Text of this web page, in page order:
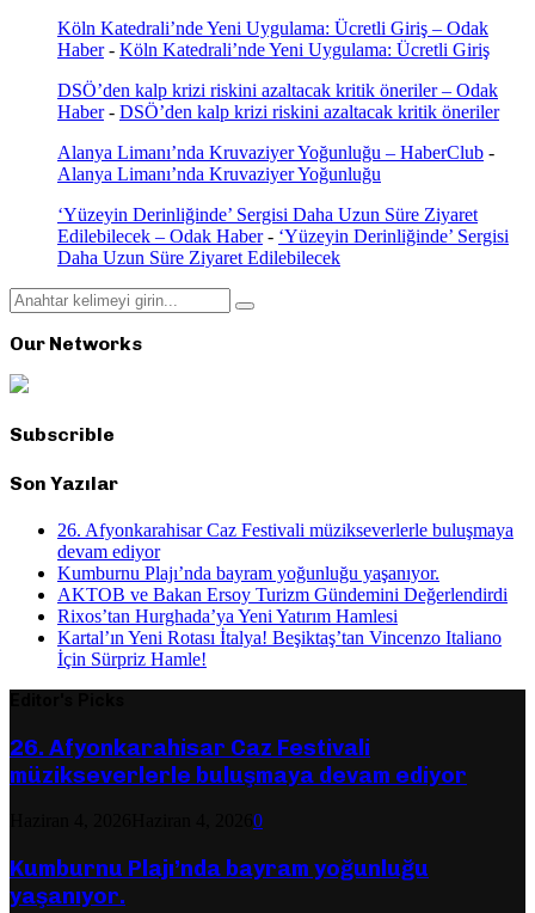
Köln Katedrali’nde Yeni Uygulama: Ücretli Giriş – Odak
Haber- Köln Katedrali’nde Yeni Uygulama: Ücretli Giriş
DSÖ’den kalp krizi riskini azaltacak kritik öneriler – Odak
Haber- DSÖ’den kalp krizi riskini azaltacak kritik öneriler
Alanya Limanı’nda Kruvaziyer Yoğunluğu – HaberClub -
Alanya Limanı’nda Kruvaziyer Yoğunluğu
‘Yüzeyin Derinliğinde’ Sergisi Daha Uzun Süre Ziyaret
Edilebilecek – Odak Haber- ‘Yüzeyin Derinliğinde’ Sergisi
Daha Uzun Süre Ziyaret Edilebilecek
Search
for:
Search
Our Networks
Subscrible
Son Yazılar
26. Afyonkarahisar Caz Festivali müzikseverlerle buluşmaya
devam ediyor
Kumburnu Plajı’nda bayram yoğunluğu yaşanıyor.
AKTOB ve Bakan Ersoy Turizm Gündemini Değerlendirdi
Rixos’tan Hurghada’ya Yeni Yatırım Hamlesi
Kartal’ın Yeni Rotası İtalya! Beşiktaş’tan Vincenzo Italiano
İçin Sürpriz Hamle!
26. Afyonkarahisar Caz Festivali
müzikseverlerle buluşmaya devam ediyor
0
Kumburnu Plajı’nda bayram yoğunluğu
yaşanıyor.